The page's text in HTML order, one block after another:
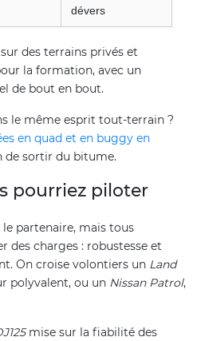
dévers
des terrains privés et
la formation, avec un
de bout en bout.
le même esprit tout-terrain ?
en quad et en buggy en
de sortir du bitume.
pourriez piloter
partenaire, mais tous
des charges : robustesse et
On croise volontiers un Land
polyvalent, ou un Nissan Patrol,
mise sur la fiabilité des